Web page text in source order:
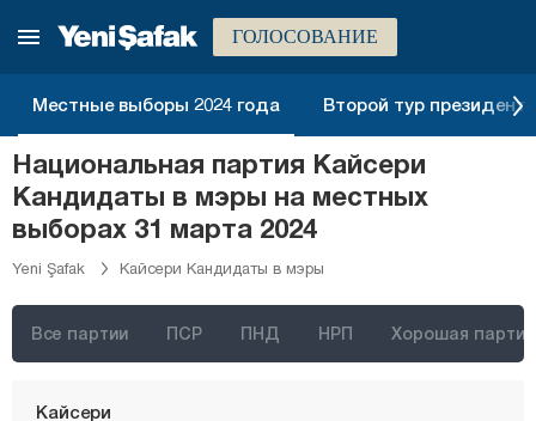
ГОЛОСОВАНИЕ
Местные выборы 2024 года Второй тур
Национальная партия Кайсери
Кандидаты в мэры на местных
выборах 31 марта 2024
Yeni Şafak Кайсери Кандидаты в мэры
Все партии ПСР ПНД НРП Хорошая партия
Хаккяри
Ыгдыр
Кахраманмараш
Карабюк
Караман
Кастамону
Кайсери